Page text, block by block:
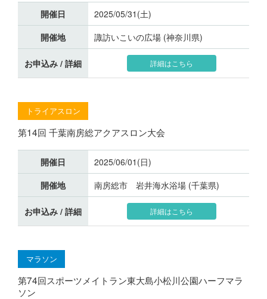
開催日
2025/05/31(土)
開催地
諏訪いこいの広場 (神奈川県)
お申込み / 詳細 詳細はこちら
トライアスロン
第14回 千葉南房総アクアスロン大会
開催日
2025/06/01(日)
開催地
南房総市 岩井海水浴場 (千葉県)
お申込み / 詳細 詳細はこちら
マラソン
第74回スポーツメイトラン東大島小松川公園ハーフマラ
ソン